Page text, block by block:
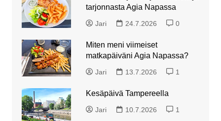
tarjonnasta Agia Napassa
Jari 24.7.2026 0
Miten meni viimeiset
matkapäiväni Agia Napassa?
Jari 13.7.2026 1
Kesäpäivä Tampereella
Jari 10.7.2026 1